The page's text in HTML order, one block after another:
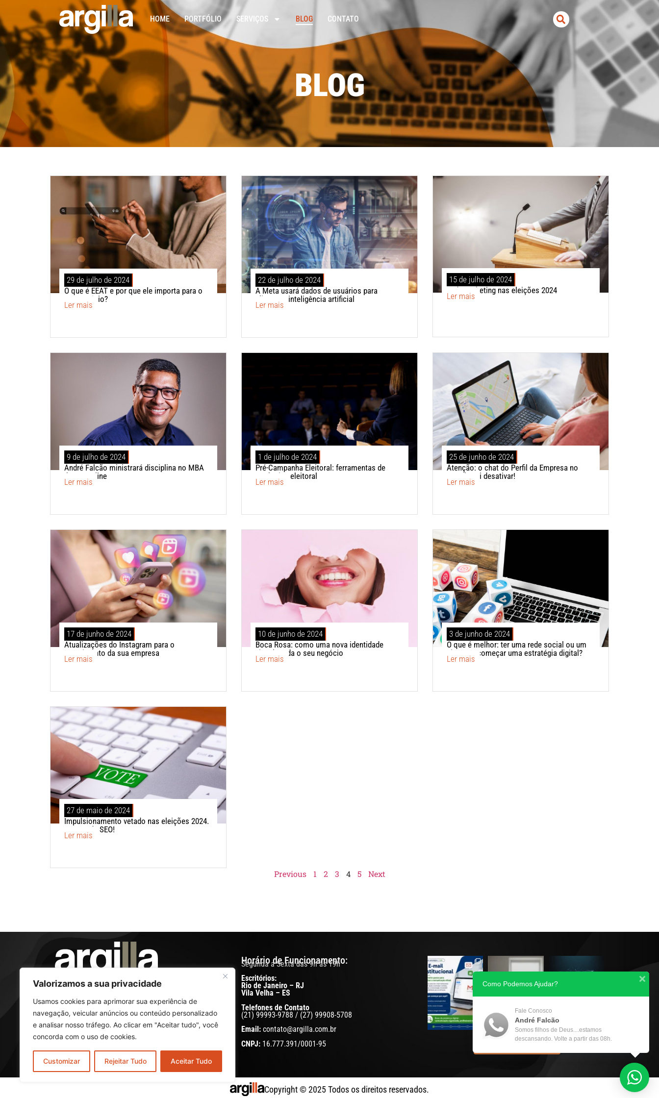
Valorizamos a sua privacidade
Usamos cookies para aprimorar sua experiência de
navegação, veicular anúncios ou conteúdo personalizado
e analisar nosso tráfego. Ao clicar em "Aceitar tudo", você
concorda com o uso de cookies.
Customizar Rejeitar Tudo Aceitar Tudo
HOME PORTFÓLIO SERVIÇOS BLOG CONTATO
BLOG
29 de julho de 2024
O que é EEAT e por que ele importa para o
seu negócio?
Ler mais
22 de julho de 2024
A Meta usará dados de usuários para
alimentar inteligência artificial
Ler mais
15 de julho de 2024
Endomarketing nas eleições 2024
Ler mais
9 de julho de 2024
André Falcão ministrará disciplina no MBA
Ibmec Online
Ler mais
1 de julho de 2024
Pré-Campanha Eleitoral: ferramentas de
marketing eleitoral
Ler mais
25 de junho de 2024
Atenção: o chat do Perfil da Empresa no
Google vai desativar!
Ler mais
17 de junho de 2024
Atualizações do Instagram para o
crescimento da sua empresa
Ler mais
10 de junho de 2024
Boca Rosa: como uma nova identidade
visual muda o seu negócio
Ler mais
3 de junho de 2024
O que é melhor: ter uma rede social ou um
site para começar uma estratégia digital?
Ler mais
27 de maio de 2024
Impulsionamento vetado nas eleições 2024.
Vamos de SEO!
Ler mais
Previous 1 2 3 4 5 Next
Transformando sua presença online em resultados tangíveis.
Especializados em SEO e criação de websites, oferecemos
soluções personalizadas para impulsionar o sucesso do seu
negócio. Alcance o topo dos resultados de busca e conquiste
o seu público-alvo.
Horário de Funcionamento:
Segunda a Sexta das 9h às 19h
Escritórios:
Rio de Janeiro – RJ
Vila Velha – ES
Telefones de Contato
(21) 99993-9788 / (27) 99908-5708
Email:contato@argilla.com.br
CNPJ:16.777.391/0001-95
Copyright © 2025 Todos os direitos reservados.
Como Podemos Ajudar?
Fale Conosco
André Falcão
Somos filhos de Deus....estamos
descansando. Volte a partir das 08h.